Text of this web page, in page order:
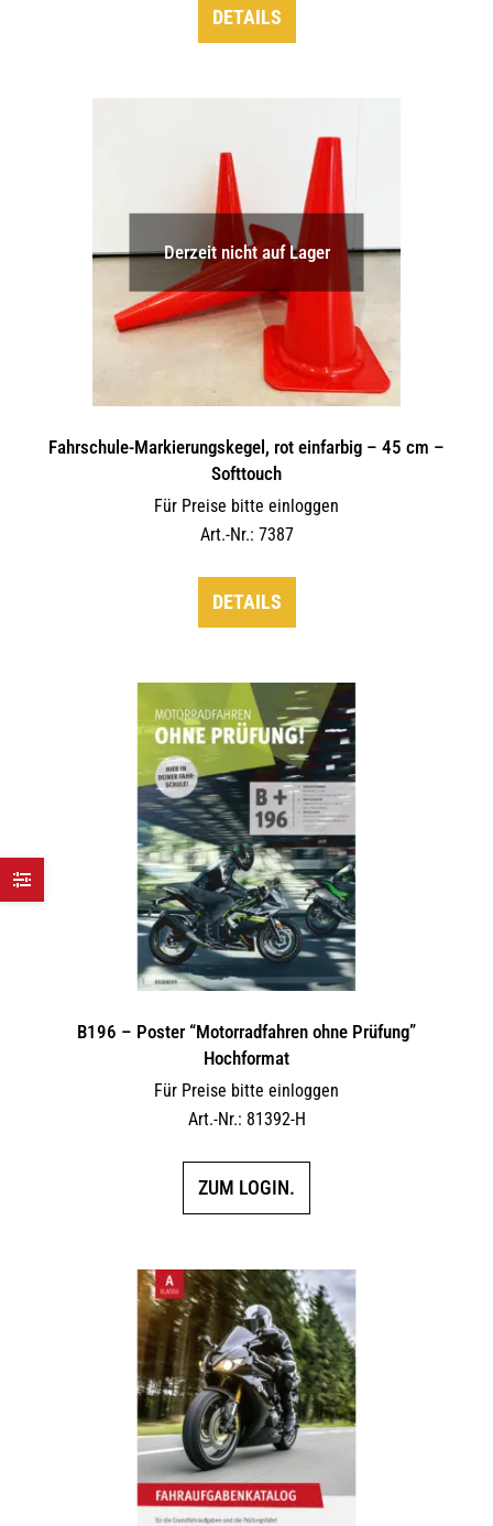
DETAILS
Derzeit nicht auf Lager
Fahrschule-Markierungskegel, rot einfarbig – 45 cm –
Softtouch
Für Preise bitte einloggen
Art.-Nr.: 7387
DETAILS
B196 – Poster “Motorradfahren ohne Prüfung”
Hochformat
Für Preise bitte einloggen
Art.-Nr.: 81392-H
ZUM LOGIN.